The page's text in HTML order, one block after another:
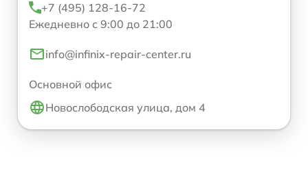
+7 (495) 128-16-72
Ежедневно с 9:00 до 21:00
info@infinix-repair-center.ru
Основной офис
Новослободская улица, дом 4